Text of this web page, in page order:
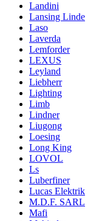
Landini
Lansing Linde
Laso
Laverda
Lemforder
LEXUS
Leyland
Liebherr
Lighting
Limb
Lindner
Liugong
Loesing
Long King
LOVOL
Ls
Luberfiner
Lucas Elektrik
M.D.F. SARL
Mafi